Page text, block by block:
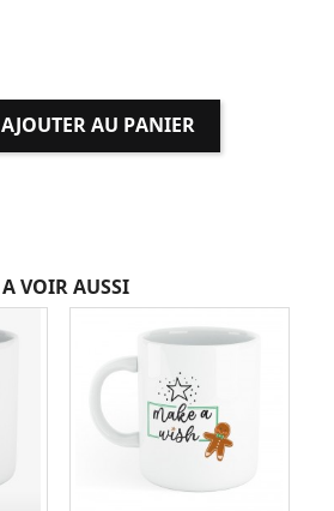
AJOUTER AU PANIER
A VOIR AUSSI